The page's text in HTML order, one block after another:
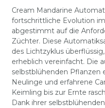
Cream Mandarine
fortschrittliche Evolution
abgestimmt auf die
Züchter. Diese
des Lichtzyklus
erheblich vereinfacht. Die
selbstblühenden Pflanzen
Neulinge und erfahrene
Keimling bis zur Ernte
Dank ihrer